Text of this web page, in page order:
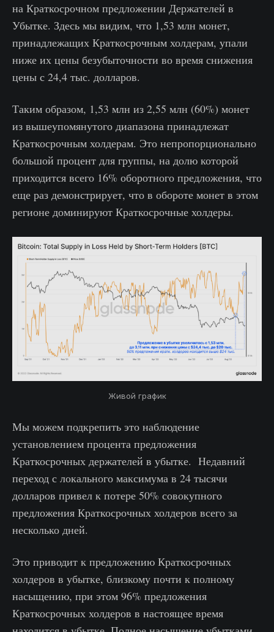
на Краткосрочном предложении Держателей в
Убытке. Здесь мы видим, что 1,53 млн монет,
принадлежащих Краткосрочным холдерам, упали
ниже их цены безубыточности во время снижения
цены с 24,4 тыс. долларов.
Таким образом, 1,53 млн из 2,55 млн (60%) монет
из вышеупомянутого диапазона принадлежат
Краткосрочным холдерам. Это непропорционально
большой процент для группы, на долю которой
приходится всего 16% оборотного предложения, что
еще раз демонстрирует, что в обороте монет в этом
регионе доминируют Краткосрочные холдеры.
Живой график
Мы можем подкрепить это наблюдение
установлением процента предложения
Краткосрочных держателей в убытке. Недавний
переход с локального максимума в 24 тысячи
долларов привел к потере 50% совокупного
предложения Краткосрочных холдеров всего за
несколько дней.
Это приводит к предложению Краткосрочных
холдеров в убытке, близкому почти к полному
насыщению, при этом 96% предложения
Краткосрочных холдеров в настоящее время